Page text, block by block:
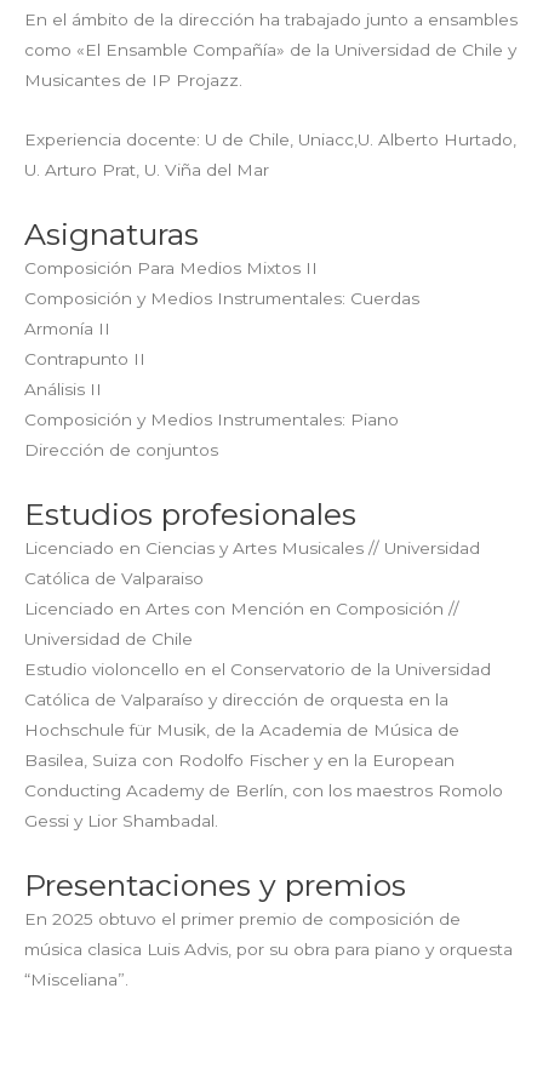
En el ámbito de la dirección ha trabajado junto a ensambles
como «El Ensamble Compañía» de la Universidad de Chile y
Musicantes de IP Projazz.
Experiencia docente: U de Chile, Uniacc,U. Alberto Hurtado,
U. Arturo Prat, U. Viña del Mar
Asignaturas
Composición Para Medios Mixtos II
Composición y Medios Instrumentales: Cuerdas
Armonía II
Contrapunto II
Análisis II
Composición y Medios Instrumentales: Piano
Dirección de conjuntos
Estudios profesionales
Licenciado en Ciencias y Artes Musicales // Universidad
Católica de Valparaiso
Licenciado en Artes con Mención en Composición //
Universidad de Chile
Estudio violoncello en el Conservatorio de la Universidad
Católica de Valparaíso y dirección de orquesta en la
Hochschule für Musik, de la Academia de Música de
Basilea, Suiza con Rodolfo Fischer y en la European
Conducting Academy de Berlín, con los maestros Romolo
Gessi y Lior Shambadal.
Presentaciones y premios
En 2025 obtuvo el primer premio de composición de
música clasica Luis Advis, por su obra para piano y orquesta
“Misceliana”.